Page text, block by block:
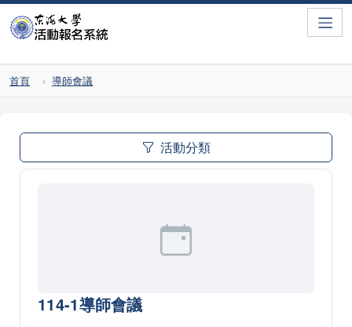
首頁 導師會議
活動分類
114-1導師會議